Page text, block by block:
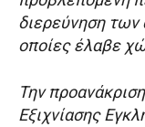
διερεύνηση
οποίες έλαβε
Την
Εξιχνίασης